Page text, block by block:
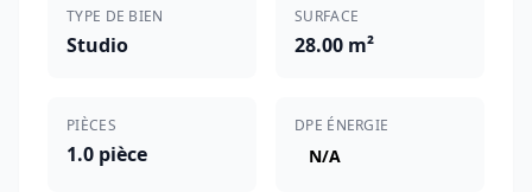
TYPE DE BIEN
Studio
SURFACE
28.00 m²
PIÈCES
1.0 pièce
DPE ÉNERGIE
N/A